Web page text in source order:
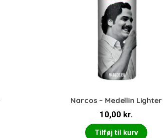
Narcos – Medellin Lighter
10,00 kr.
Tilføj til kurv